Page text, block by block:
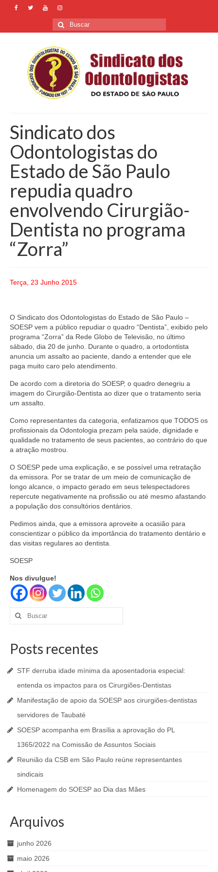
Buscar
por:
Sindicato dos
Odontologistas do
Estado de São Paulo
repudia quadro
envolvendo Cirurgião-
Dentista no programa
“Zorra”
Terça, 23 Junho 2015
O Sindicato dos Odontologistas do Estado de São Paulo –
SOESP vem a público repudiar o quadro “Dentista”, exibido pelo
programa “Zorra” da Rede Globo de Televisão, no último
sábado, dia 20 de junho. Durante o quadro, a ortodontista
anuncia um assalto ao paciente, dando a entender que ele
paga muito caro pelo atendimento.
De acordo com a diretoria do SOESP, o quadro denegriu a
imagem do Cirurgião-Dentista ao dizer que o tratamento seria
um assalto.
Como representantes da categoria, enfatizamos que TODOS os
profissionais da Odontologia prezam pela saúde, dignidade e
qualidade no tratamento de seus pacientes, ao contrário do que
a atração mostrou.
O SOESP pede uma explicação, e se possível uma retratação
da emissora. Por se tratar de um meio de comunicação de
longo alcance, o impacto gerado em seus telespectadores
repercute negativamente na profissão ou até mesmo afastando
a população dos consultórios dentários.
Pedimos ainda, que a emissora aproveite a ocasião para
conscientizar o público da importância do tratamento dentário e
das visitas regulares ao dentista.
SOESP
Nos divulgue!
Buscar
por:
Posts recentes
STF derruba idade mínima da aposentadoria especial:
entenda os impactos para os Cirurgiões-Dentistas
Manifestação de apoio da SOESP aos cirurgiões-dentistas
servidores de Taubaté
SOESP acompanha em Brasília a aprovação do PL
1365/2022 na Comissão de Assuntos Sociais
Reunião da CSB em São Paulo reúne representantes
sindicais
Homenagem do SOESP ao Dia das Mães
Arquivos
junho 2026
maio 2026